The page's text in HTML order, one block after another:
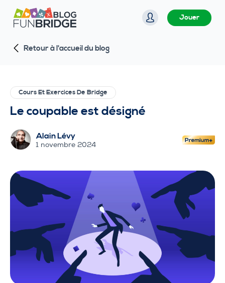
P
a
s
a
c
o
n
n
u
Jouer
Retour à l'accueil du blog
Cours Et Exercices De Bridge
Le coupable est désigné
Alain Lévy
1 novembre 2024